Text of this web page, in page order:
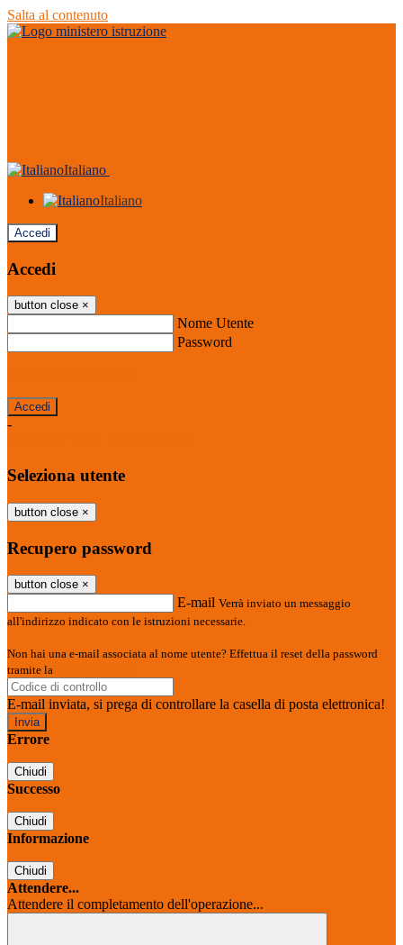
Salta al contenuto
Italiano
Italiano
Accedi
Accedi
button close ×
Nome Utente
Password
-
Seleziona utente
button close ×
Recupero password
button close ×
E-mail Verrà inviato un messaggio
all'indirizzo indicato con le istruzioni necessarie.
Non hai una e-mail associata al nome utente? Effettua il reset della password
tramite la
E-mail inviata, si prega di controllare la casella di posta elettronica!
Errore
Chiudi
Successo
Chiudi
Informazione
Chiudi
Attendere...
Attendere il completamento dell'operazione...